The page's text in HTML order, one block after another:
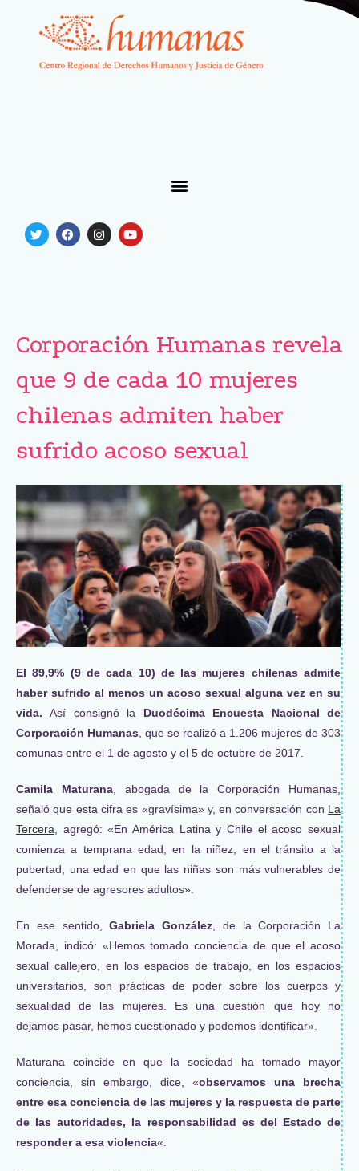
Corporación Humanas revela
que 9 de cada 10 mujeres
chilenas admiten haber
sufrido acoso sexual
El 89,9% (9 de cada 10) de las mujeres chilenas admite
haber sufrido al menos un acoso sexual alguna vez en su
vida. Así consignó la Duodécima Encuesta Nacional de
Corporación Humanas , que se realizó a 1.206 mujeres de 303
comunas entre el 1 de agosto y el 5 de octubre de 2017.
Camila Maturana, abogada de la Corporación Humanas,
señaló que esta cifra es «gravísima» y, en conversación con La
Tercera , agregó: «En América Latina y Chile el acoso sexual
comienza a temprana edad, en la niñez, en el tránsito a la
pubertad, una edad en que las niñas son más vulnerables de
defenderse de agresores adultos».
En ese sentido,Gabriela González , de la Corporación La
Morada, indicó: «Hemos tomado conciencia de que el acoso
sexual callejero, en los espacios de trabajo, en los espacios
universitarios, son prácticas de poder sobre los cuerpos y
sexualidad de las mujeres. Es una cuestión que hoy no
dejamos pasar, hemos cuestionado y podemos identificar».
Maturana coincide en que la sociedad ha tomado mayor
conciencia, sin embargo, dice, «observamos una brecha
entre esa conciencia de las mujeres y la respuesta de parte
de las autoridades, la responsabilidad es del Estado de
responder a esa violencia«.